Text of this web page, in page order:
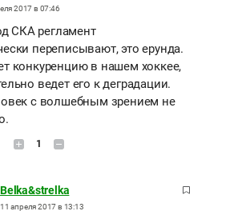
2017 в 07:46
СКА регламент
переписывают, это ерунда.
конкуренцию в нашем хоккее,
ведет его к деградации.
с волшебным зрением не
1
Belka&strelka
11 апреля 2017 в 13:13